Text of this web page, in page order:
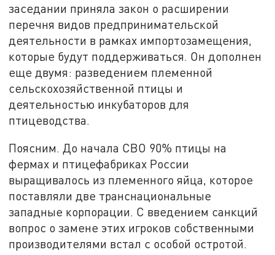
заседании приняла закон о расширении
перечня видов предпринимательской
деятельности в рамках импортозамещения,
которые будут поддерживаться. Он дополнен
еще двумя: разведением племенной
сельскохозяйственной птицы и
деятельностью инкубаторов для
птицеводства.
Поясним. До начала СВО 90% птицы на
фермах и птицефабриках России
выращивалось из племенного яйца, которое
поставляли две транснациональные
западные корпорации. С введением санкций
вопрос о замене этих игроков собственными
производителями встал с особой остротой.